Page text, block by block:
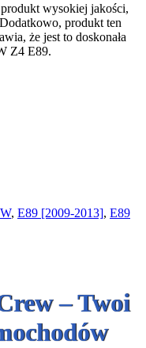
wysokiej jakości,
produkt ten
że jest to doskonała
Z4 E89.
, E89 [2009-2013], E89
– Twoi